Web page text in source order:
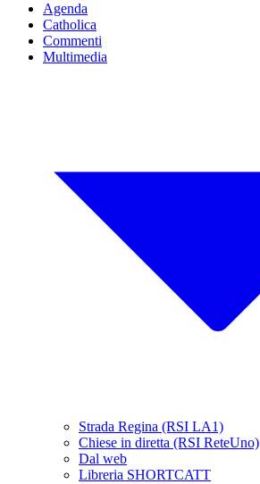
Agenda
Catholica
Commenti
Multimedia
Strada Regina (RSI LA1)
Chiese in diretta (RSI ReteUno)
Dal web
Libreria SHORTCATT